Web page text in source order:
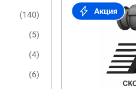
(140)
(5)
(4)
(6)